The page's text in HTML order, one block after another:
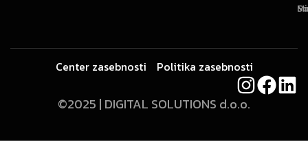
©2025 | DIGITAL SOLUTIONS d.o.o.
Center zasebnosti Politika zasebnosti